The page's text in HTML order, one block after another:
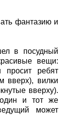
фантазию и
в посудный
вещи:
ребят
вверх), вилки
вверху).
и тот же
может